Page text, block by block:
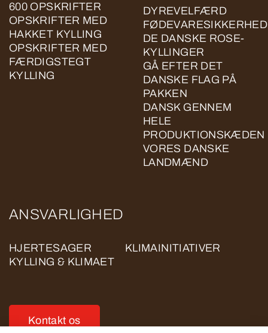
600 OPSKRIFTER
OPSKRIFTER MED
HAKKET KYLLING
OPSKRIFTER MED
FÆRDIGSTEGT
KYLLING
DYREVELFÆRD
FØDEVARESIKKERHED
DE DANSKE ROSE-
KYLLINGER
GÅ EFTER DET
DANSKE FLAG PÅ
PAKKEN
DANSK GENNEM
HELE
PRODUKTIONSKÆDEN
VORES DANSKE
LANDMÆND
ANSVARLIGHED
HJERTESAGER
KLIMAINITIATIVER
KYLLING & KLIMAET
Kontakt os